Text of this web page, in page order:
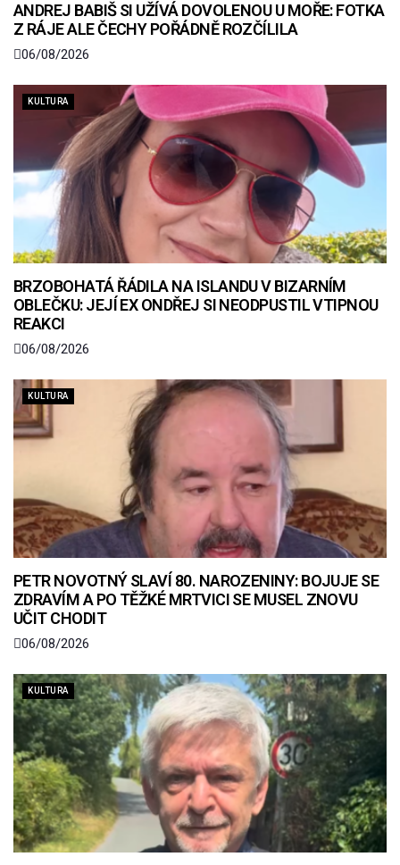
ANDREJ BABIŠ SI UŽÍVÁ DOVOLENOU U MOŘE: FOTKA
Z RÁJE ALE ČECHY POŘÁDNĚ ROZČÍLILA
06/08/2026
KULTURA
BRZOBOHATÁ ŘÁDILA NA ISLANDU V BIZARNÍM
OBLEČKU: JEJÍ EX ONDŘEJ SI NEODPUSTIL VTIPNOU
REAKCI
06/08/2026
KULTURA
PETR NOVOTNÝ SLAVÍ 80. NAROZENINY: BOJUJE SE
ZDRAVÍM A PO TĚŽKÉ MRTVICI SE MUSEL ZNOVU
UČIT CHODIT
06/08/2026
KULTURA